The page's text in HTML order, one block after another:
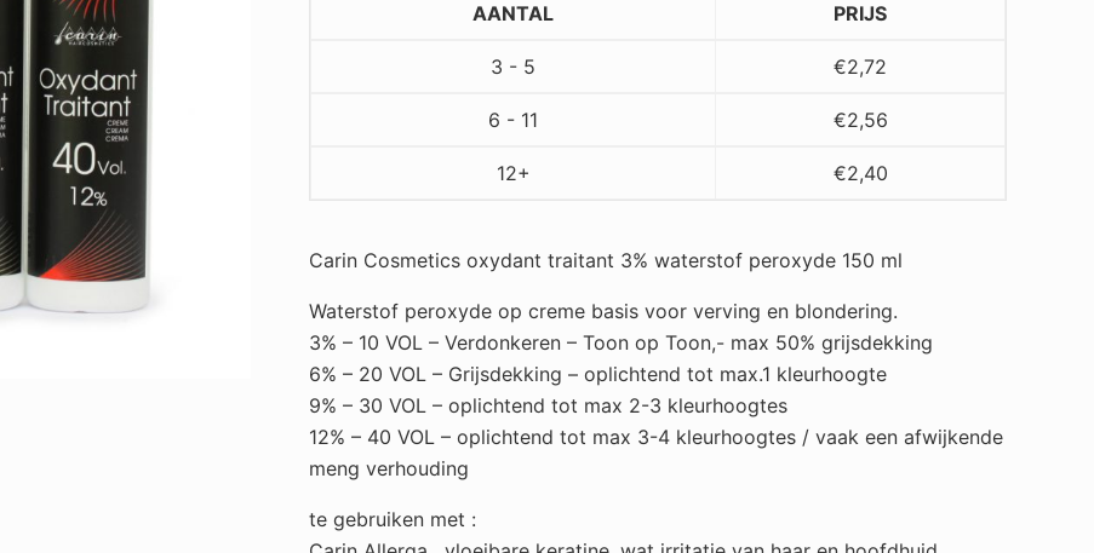
9%
AANTAL PRIJS
3 - 5 €2,72
6 - 11 €2,56
12+ €2,40
Carin Cosmetics oxydant traitant 3% waterstof peroxyde 150 ml
Waterstof peroxyde op creme basis voor verving en blondering.
3% – 10 VOL – Verdonkeren – Toon op Toon,- max 50% grijsdekking
6% – 20 VOL – Grijsdekking – oplichtend tot max.1 kleurhoogte
9% – 30 VOL – oplichtend tot max 2-3 kleurhoogtes
12% – 40 VOL – oplichtend tot max 3-4 kleurhoogtes / vaak een afwijkende
meng verhouding
te gebruiken met :